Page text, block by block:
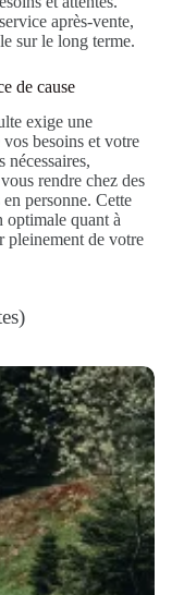
après-vente,
sur le long terme.
de cause
exige une
besoins et votre
rendre chez des
personne. Cette
optimale quant à
pleinement de votre